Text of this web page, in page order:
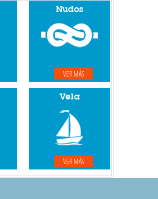
Nudos
VER MÁS
Vela
VER MÁS